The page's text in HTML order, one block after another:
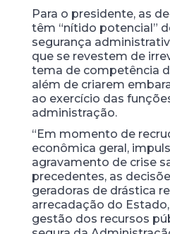
Para o presidente, as
têm “nítido potencial”
segurança
que se revestem de
tema de competência
além de criarem
ao exercício das
administração.
“Em momento de
econômica geral,
agravamento de crise
precedentes, as
geradoras de drástica
arrecadação do
gestão dos recursos